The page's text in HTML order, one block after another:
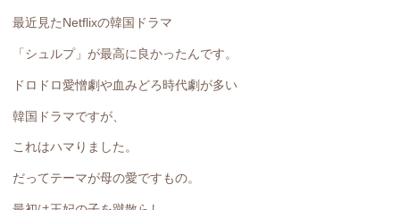
最近見たNetflixの韓国ドラマ
「シュルプ」が最高に良かったんです。
ドロドロ愛憎劇や血みどろ時代劇が多い
韓国ドラマですが、
これはハマりました。
だってテーマが母の愛ですもの。